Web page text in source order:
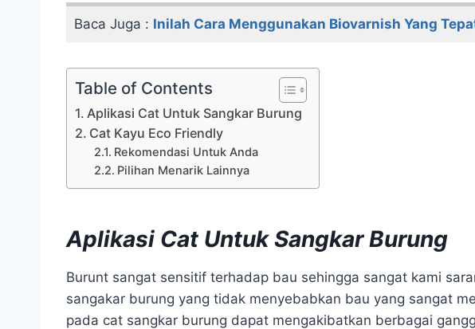
Baca Juga : Inilah Cara Menggunakan Biovarnish Yang
Table of Contents
Aplikasi Cat Untuk Sangkar Burung
Cat Kayu Eco Friendly
Rekomendasi Untuk Anda
Pilihan Menarik Lainnya
Aplikasi Cat Untuk Sangkar Burung
Burunt sangat sensitif terhadap bau sehingga sangat kami
sangakar burung yang tidak menyebabkan bau yang sangat
pada cat sangkar burung dapat mengakibatkan berbagai